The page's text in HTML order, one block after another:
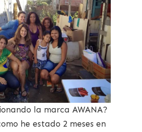
la marca AWANA?
he estado 2 meses en